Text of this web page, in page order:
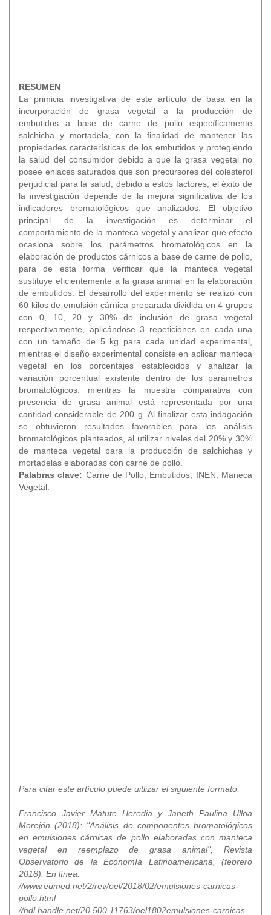
RESUMEN
La primicia investigativa de este artículo de basa en la
incorporación de grasa vegetal a la producción de
embutidos a base de carne de pollo específicamente
salchicha y mortadela, con la finalidad de mantener las
propiedades características de los embutidos y protegiendo
la salud del consumidor debido a que la grasa vegetal no
posee enlaces saturados que son precursores del colesterol
perjudicial para la salud, debido a estos factores, el éxito de
la investigación depende de la mejora significativa de los
indicadores bromatológicos que analizados. El objetivo
principal de la investigación es determinar el
comportamiento de la manteca vegetal y analizar que efecto
ocasiona sobre los parámetros bromatológicos en la
elaboración de productos cárnicos a base de carne de pollo,
para de esta forma verificar que la manteca vegetal
sustituye eficientemente a la grasa animal en la elaboración
de embutidos. El desarrollo del experimento se realizó con
60 kilos de emulsión cárnica preparada dividida en 4 grupos
con 0, 10, 20 y 30% de inclusión de grasa vegetal
respectivamente, aplicándose 3 repeticiones en cada una
con un tamaño de 5 kg para cada unidad experimental,
mientras el diseño experimental consiste en aplicar manteca
vegetal en los porcentajes establecidos y analizar la
variación porcentual existente dentro de los parámetros
bromatológicos, mientras la muestra comparativa con
presencia de grasa animal está representada por una
cantidad considerable de 200 g. Al finalizar esta indagación
se obtuvieron resultados favorables para los análisis
bromatológicos planteados, al utilizar niveles del 20% y 30%
de manteca vegetal para la producción de salchichas y
mortadelas elaboradas con carne de pollo.
Palabras clave: Carne de Pollo, Embutidos, INEN, Maneca
Vegetal.
Para citar este artículo puede uitlizar el siguiente formato:
Francisco Javier Matute Heredia y Janeth Paulina Ulloa
Morejón (2018): "Análisis de componentes bromatológicos
en emulsiones cárnicas de pollo elaboradas con manteca
vegetal en reemplazo de grasa animal", Revista
Observatorio de la Economía Latinoamericana, (febrero
2018). En línea:
//www.eumed.net/2/rev/oel/2018/02/emulsiones-carnicas-
pollo.html
//hdl.handle.net/20.500.11763/oel1802emulsiones-carnicas-